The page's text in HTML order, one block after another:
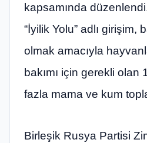
kapsamında
“İyilik Yolu” adlı girişim,
olmak amacıyla
bakımı için gerekli olan
fazla mama ve kum
Birleşik Rusya Partisi